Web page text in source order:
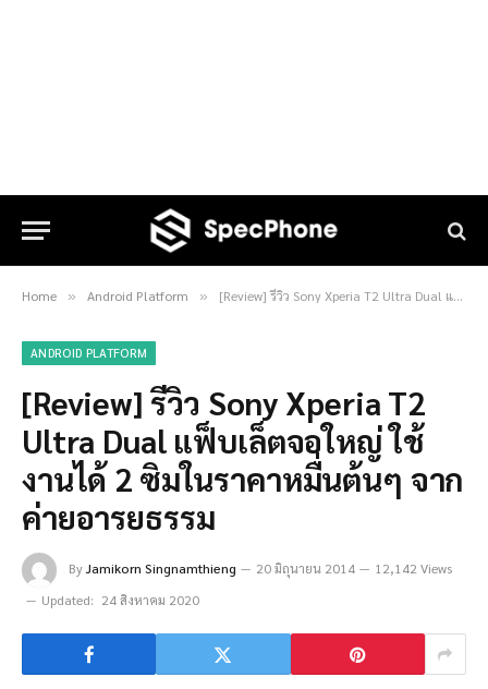
Home » Android Platform » [Review] รีวิว Sony Xperia T2 Ultra Dual แฟ็บเล็ตจอใหญ่ ใช้งานได้ 2 ซิมในราคาหมื่นต้นๆ จากค่ายอารยธรรม
ANDROID PLATFORM
[Review] รีวิว Sony Xperia T2
Ultra Dual แฟ็บเล็ตจอใหญ่ ใช้
งานได้ 2 ซิมในราคาหมื่นต้นๆ จาก
ค่ายอารยธรรม
ByJamikorn Singnamthieng 20 มิถุนายน 2014
12,142 Views
Updated: 24 สิงหาคม 2020